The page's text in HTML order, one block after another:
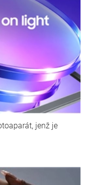
jenž je